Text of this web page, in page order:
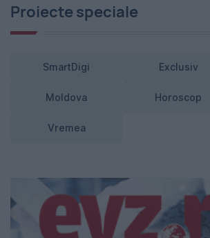
Proiecte speciale
SmartDigi Exclusiv
Moldova Horoscop
Vremea